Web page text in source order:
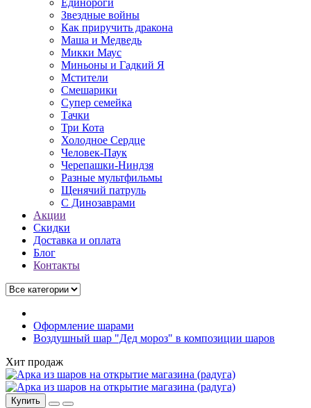
Единороги
Звездные войны
Как приручить дракона
Маша и Медведь
Микки Маус
Миньоны и Гадкий Я
Мстители
Смешарики
Супер семейка
Тачки
Три Кота
Холодное Сердце
Человек-Паук
Черепашки-Ниндзя
Разные мультфильмы
Щенячий патруль
C Динозаврами
Акции
Скидки
Доставка и оплата
Блог
Контакты
Оформление шарами
Воздушный шар "Дед мороз" в композиции шаров
Хит продаж
Купить